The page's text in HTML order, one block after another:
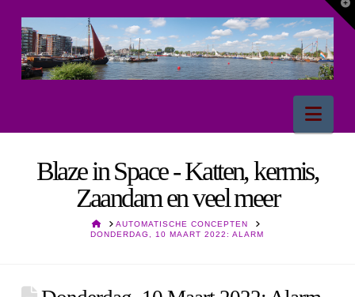
Blaze in Space - Katten, kermis,
Zaandam en veel meer
HOMEAUTOMATISCHE CONCEPTEN
DONDERDAG, 10 MAART 2022: ALARM